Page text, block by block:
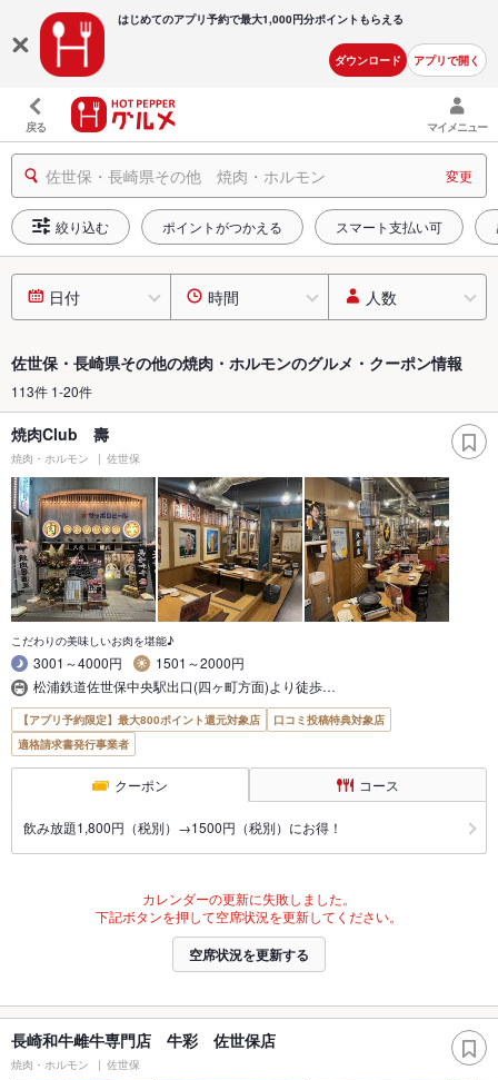
はじめてのアプリ予約で最大1,000円分ポイントもらえる
ダウンロード アプリで開く
戻る マイメニュー
佐世保・長崎県その他 焼肉・ホルモン 変更
絞り込む ポイントがつかえる スマート支払い可
日付 時間 人数
佐世保・長崎県その他の焼肉・ホルモンのグルメ・クーポン情報
113件 1-20件
焼肉Club 壽
焼肉・ホルモン 佐世保
こだわりの美味しいお肉を堪能♪
3001～4000円
1501～2000円
松浦鉄道佐世保中央駅出口(四ヶ町方面)より徒歩…
【アプリ予約限定】最大800ポイント還元対象店
口コミ投稿特典対象店
適格請求書発行事業者
クーポン コース
飲み放題1,800円（税別）→1500円（税別）にお得！
カレンダーの更新に失敗しました。
下記ボタンを押して空席状況を更新してください。
空席状況を更新する
長崎和牛雌牛専門店 牛彩 佐世保店
焼肉・ホルモン 佐世保